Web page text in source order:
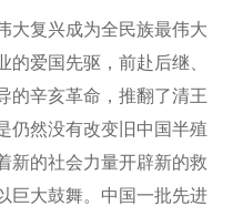
复兴成为全民族最伟大
爱国先驱，前赴后继、
的辛亥革命，推翻了清王
仍然没有改变旧中国半殖
新的社会力量开辟新的救
巨大鼓舞。中国一批先进